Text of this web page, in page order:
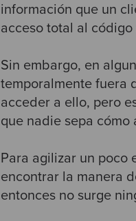
información que un
acceso total al
Sin embargo, en
temporalmente fuera
acceder a ello, pero
que nadie sepa cómo
Para agilizar un poco
encontrar la manera
entonces no surge